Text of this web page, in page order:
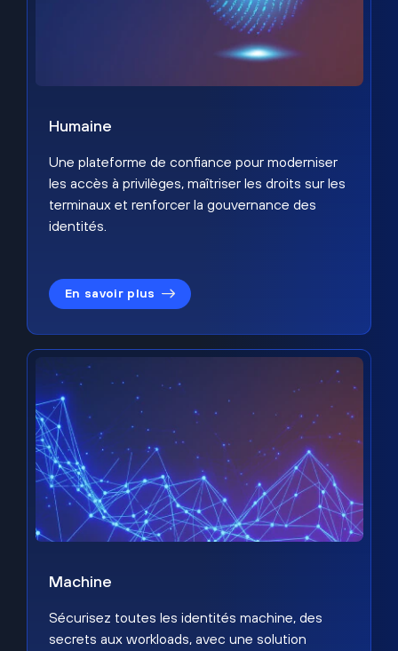
Humaine
Une plateforme de confiance pour moderniser
les accès à privilèges, maîtriser les droits sur les
terminaux et renforcer la gouvernance des
identités.
En savoir plus
Machine
Sécurisez toutes les identités machine, des
secrets aux workloads, avec une solution